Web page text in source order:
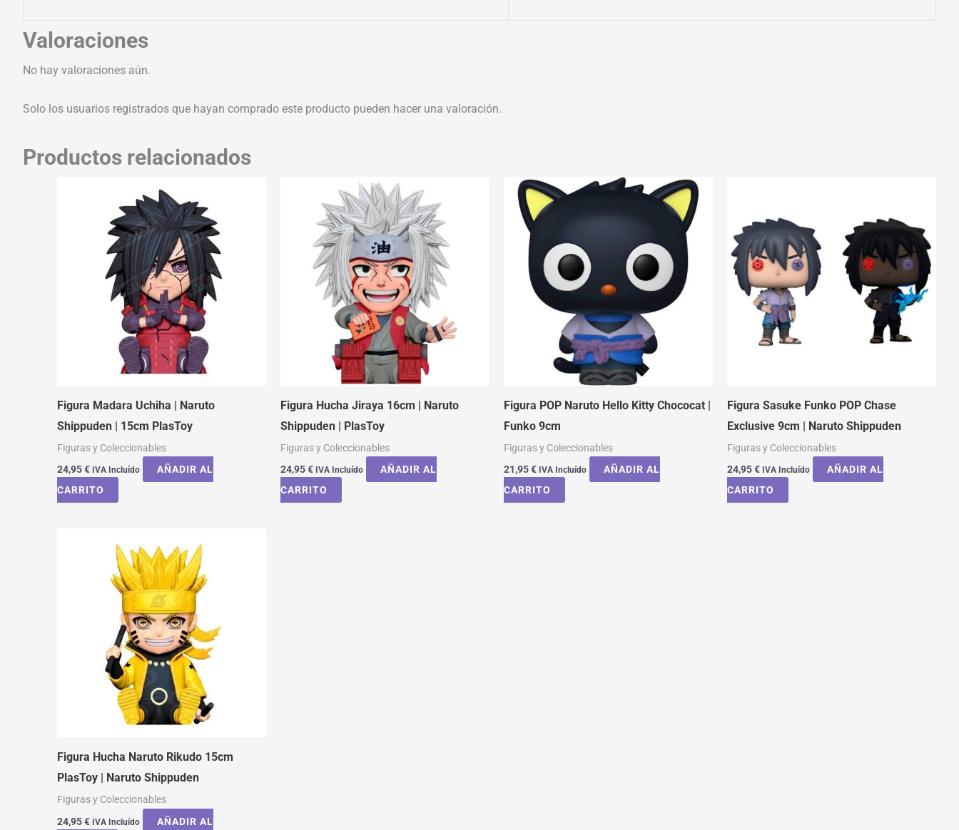
Valoraciones
No hay valoraciones aún.
Solo los usuarios registrados que hayan comprado este producto pueden hacer una valoración.
Productos relacionados
Figura Madara Uchiha | Naruto
Shippuden | 15cm PlasToy
Figuras y Coleccionables
24,95€ IVA Incluído
AÑADIR AL
CARRITO
Figura Hucha Jiraya 16cm | Naruto
Shippuden | PlasToy
Figuras y Coleccionables
24,95€ IVA Incluído
AÑADIR AL
CARRITO
Figura POP Naruto Hello Kitty Chococat |
Funko 9cm
Figuras y Coleccionables
21,95€ IVA Incluído
AÑADIR AL
CARRITO
Figura Sasuke Funko POP Chase
Exclusive 9cm | Naruto Shippuden
Figuras y Coleccionables
24,95€ IVA Incluído
AÑADIR AL
CARRITO
Figura Hucha Naruto Rikudo 15cm
PlasToy | Naruto Shippuden
Figuras y Coleccionables
24,95€ IVA Incluído AÑADIR AL